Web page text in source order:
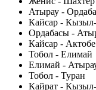
Атырау -
Кайсар -
Ордабасы -
Кайсар - Актобе
Тобол - Елимай
Елимай -
Тобол - Туран
Кайрат -